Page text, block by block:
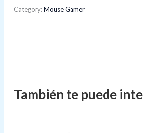
Category:Mouse Gamer